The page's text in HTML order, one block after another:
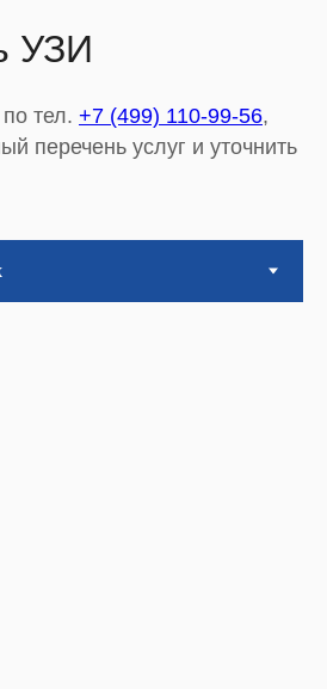
УЗИ
тел. +7 (499) 110-99-56,
перечень услуг и уточнить